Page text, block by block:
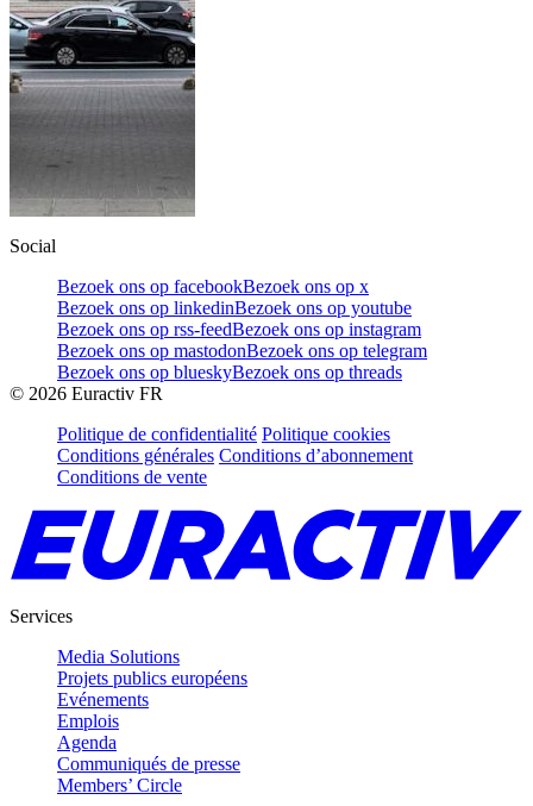
Social
Bezoek ons op facebookBezoek ons op x
Bezoek ons op linkedinBezoek ons op youtube
Bezoek ons op rss-feedBezoek ons op instagram
Bezoek ons op mastodonBezoek ons op telegram
Bezoek ons op blueskyBezoek ons op threads
© 2026 Euractiv FR
Politique de confidentialité Politique cookies
Conditions générales Conditions d’abonnement
Conditions de vente
Services
Media Solutions
Projets publics européens
Evénements
Emplois
Agenda
Communiqués de presse
Members’ Circle